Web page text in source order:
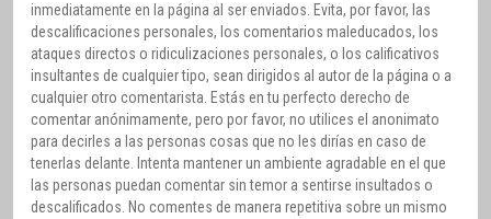
inmediatamente en la página al ser enviados. Evita, por favor, las
descalificaciones personales, los comentarios maleducados, los
ataques directos o ridiculizaciones personales, o los calificativos
insultantes de cualquier tipo, sean dirigidos al autor de la página o a
cualquier otro comentarista. Estás en tu perfecto derecho de
comentar anónimamente, pero por favor, no utilices el anonimato
para decirles a las personas cosas que no les dirías en caso de
tenerlas delante. Intenta mantener un ambiente agradable en el que
las personas puedan comentar sin temor a sentirse insultados o
descalificados. No comentes de manera repetitiva sobre un mismo